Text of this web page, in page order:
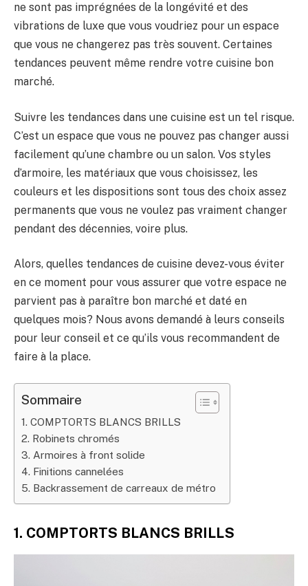
ne sont pas imprégnées de la longévité et des
vibrations de luxe que vous voudriez pour un espace
que vous ne changerez pas très souvent. Certaines
tendances peuvent même rendre votre cuisine bon
marché.
Suivre les tendances dans une cuisine est un tel risque.
C’est un espace que vous ne pouvez pas changer aussi
facilement qu’une chambre ou un salon. Vos styles
d’armoire, les matériaux que vous choisissez, les
couleurs et les dispositions sont tous des choix assez
permanents que vous ne voulez pas vraiment changer
pendant des décennies, voire plus.
Alors, quelles tendances de cuisine devez-vous éviter
en ce moment pour vous assurer que votre espace ne
parvient pas à paraître bon marché et daté en
quelques mois? Nous avons demandé à leurs conseils
pour leur conseil et ce qu’ils vous recommandent de
faire à la place.
Sommaire
1. COMPTORTS BLANCS BRILLS
2. Robinets chromés
3. Armoires à front solide
4. Finitions cannelées
5. Backrassement de carreaux de métro
1. COMPTORTS BLANCS BRILLS